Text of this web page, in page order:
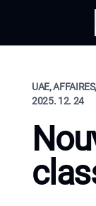
UAE,
2025. 12. 24